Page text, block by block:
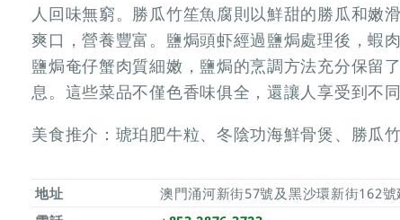
人回味無窮。勝瓜竹笙魚腐則以鮮甜的勝瓜和嫩
爽口，營養豐富。鹽焗頭虾經過鹽焗處理後，蝦
鹽焗奄仔蟹肉質細嫩，鹽焗的烹調方法充分保留
息。這些菜品不僅色香味俱全，還讓人享受到不同
美食推介：琥珀肥牛粒、冬陰功海鮮骨煲、勝瓜
地址
澳門涌河新街57號及黑沙環新街162